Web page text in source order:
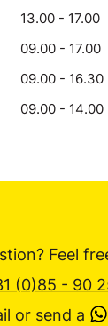
13.00 - 17.00
09.00 - 17.00
09.00 - 16.30
09.00 - 14.00
Feel
(0)85 - 90
or send a